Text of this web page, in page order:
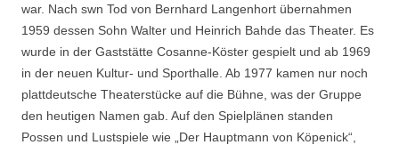
war. Nach swn Tod von Bernhard Langenhort übernahmen
1959 dessen Sohn Walter und Heinrich Bahde das Theater. Es
wurde in der Gaststätte Cosanne-Köster gespielt und ab 1969
in der neuen Kultur- und Sporthalle. Ab 1977 kamen nur noch
plattdeutsche Theaterstücke auf die Bühne, was der Gruppe
den heutigen Namen gab. Auf den Spielplänen standen
Possen und Lustspiele wie „Der Hauptmann von Köpenick“,